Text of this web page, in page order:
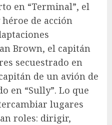
en “Terminal”, el
de acción
Brown, el capitán
secuestrado en
de un avión de
en “Sully”. Lo que
lugares
roles: dirigir,